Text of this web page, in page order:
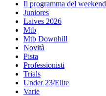
Il programma del weekend
Juniores
Laives 2026
Mtb
Mtb Downhill
Novità
Pista
Professionisti
Trials
Under 23/Elite
Varie